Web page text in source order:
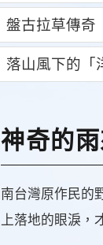
盤古拉草傳奇
落山風下的「
神奇的
南台灣原作民的
上落地的眼淚，